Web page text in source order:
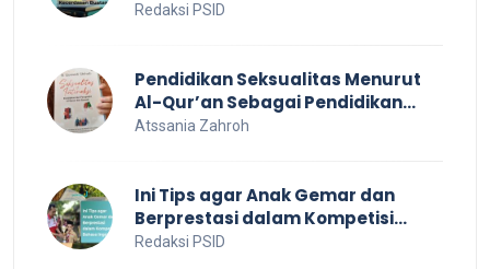
Redaksi PSID
Pendidikan Seksualitas Menurut
Al-Qur’an Sebagai Pendidikan
Dalam Keluarga
Atssania Zahroh
Ini Tips agar Anak Gemar dan
Berprestasi dalam Kompetisi
Bahasa Inggris
Redaksi PSID